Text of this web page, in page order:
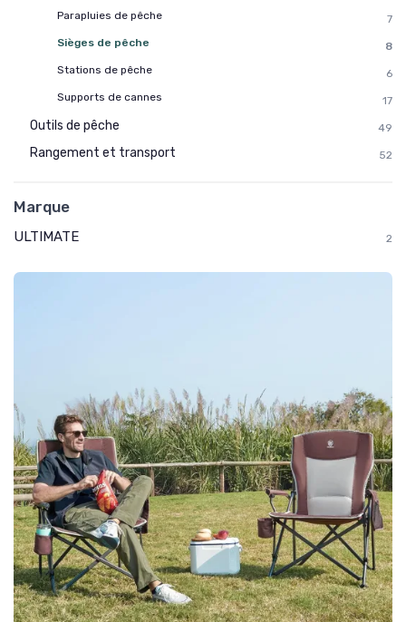
Parapluies de pêche
7
Sièges de pêche
8
Stations de pêche
6
Supports de cannes
17
Outils de pêche 49
Rangement et transport 52
Marque
ULTIMATE 2